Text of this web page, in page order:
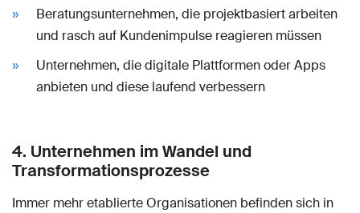
Beratungsunternehmen, die projektbasiert arbeiten
und rasch auf Kundenimpulse reagieren müssen
Unternehmen, die digitale Plattformen oder Apps
anbieten und diese laufend verbessern
4. Unternehmen im Wandel und
Transformationsprozesse
Immer mehr etablierte Organisationen befinden sich in